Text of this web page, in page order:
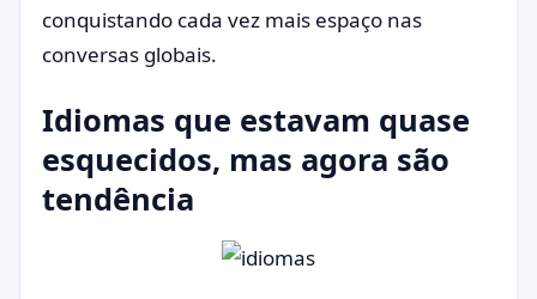
conquistando cada vez mais espaço nas
conversas globais.
Idiomas que estavam quase
esquecidos, mas agora são
tendência